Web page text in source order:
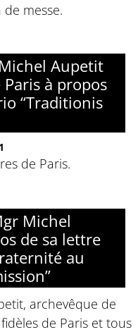
messe.
Aupetit
à propos
“Traditionis
de Paris.
Michel
de sa lettre
au
archevêque de
de Paris et tous